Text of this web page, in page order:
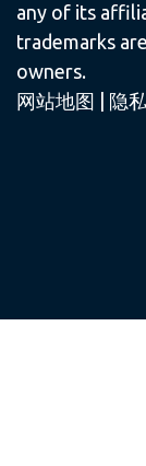
any of its
trademarks
owners.
网站地图
隐